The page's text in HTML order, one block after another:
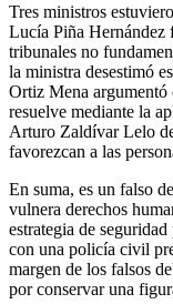
Tres ministros
Lucía Piña Hernández
tribunales no
la ministra desestimó
Ortiz Mena argumentó
resuelve mediante la
Arturo Zaldívar Lelo
favorezcan a las
En suma, es un falso
vulnera derechos
estrategia de
con una policía civil
margen de los falsos
por conservar una